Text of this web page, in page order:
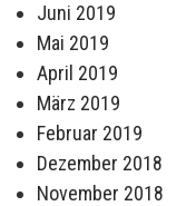
Juni 2019
Mai 2019
April 2019
März 2019
Februar 2019
Dezember 2018
November 2018